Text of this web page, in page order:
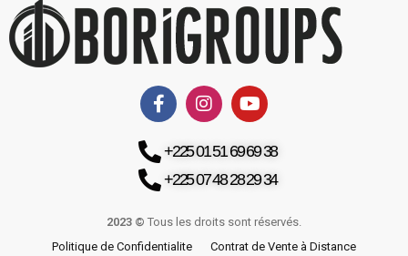
+225 01 51 69 69 38
+225 07 48 28 29 34
2023 © Tous les droits sont réservés.
Politique de Confidentialite
Contrat de Vente à Distance